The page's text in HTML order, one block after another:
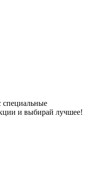
специальные
и выбирай лучшее!